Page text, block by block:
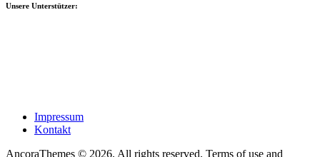
Unsere Unterstützer:
Impressum
Kontakt
AncoraThemes © 2026. All rights reserved. Terms of use and